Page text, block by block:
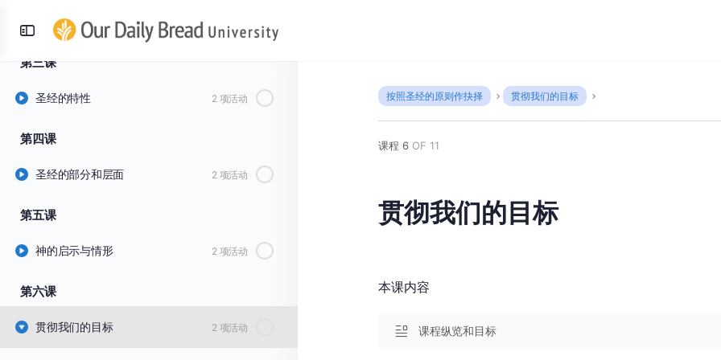
Toggle
规范准则的角度：上帝和祂的话
第三课
圣经的特性 2 项活动
第四课
圣经的部分和层面 2 项活动
第五课
神的启示与情形 2 项活动
第六课
贯彻我们的目标 2 项活动
按照圣经的原则作抉择 贯彻我们的目标
课程 6 OF 11
贯彻我们的目标
本课内容
课程纵览和目标